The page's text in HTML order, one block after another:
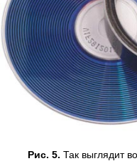
Рис. 5. Так выглядит